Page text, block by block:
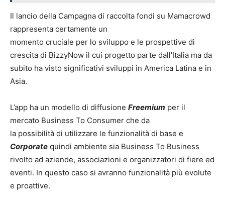
Il lancio della Campagna di raccolta fondi su Mamacrowd
rappresenta certamente un
momento cruciale per lo sviluppo e le prospettive di
crescita di BizzyNow il cui progetto parte dall’Italia ma da
subito ha visto significativi sviluppi in America Latina e in
Asia.
L’app ha un modello di diffusione Freemium per il
mercato Business To Consumer che da
la possibilità di utilizzare le funzionalità di base e
Corporate quindi ambiente sia Business To Business
rivolto ad aziende, associazioni e organizzatori di fiere ed
eventi. In questo caso si avranno funzionalità più evolute
e proattive.